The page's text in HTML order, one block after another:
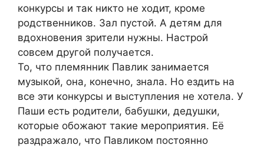
конкурсы и так никто не ходит, кроме
родственников. Зал пустой. А детям для
вдохновения зрители нужны. Настрой
совсем другой получается.
То, что племянник Павлик занимается
музыкой, она, конечно, знала. Но ездить на
все эти конкурсы и выступления не хотела. У
Паши есть родители, бабушки, дедушки,
которые обожают такие мероприятия. Её
раздражало, что Павликом постоянно